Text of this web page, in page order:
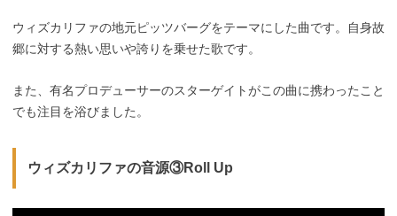
ウィズカリファの地元ピッツバーグをテーマにした曲です。自身故
郷に対する熱い思いや誇りを乗せた歌です。
また、有名プロデューサーのスターゲイトがこの曲に携わったこと
でも注目を浴びました。
ウィズカリファの音源③Roll Up